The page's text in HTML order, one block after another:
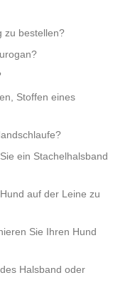
zu bestellen?
Stoffen eines
ein Stachelhalsband
auf der Leine zu
Sie Ihren Hund
Halsband oder